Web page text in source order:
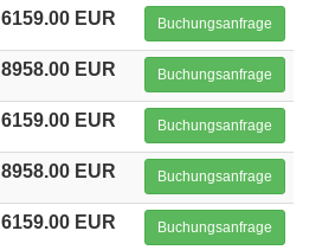
6159.00 EUR Buchungsanfrage
8958.00 EUR Buchungsanfrage
6159.00 EUR Buchungsanfrage
8958.00 EUR Buchungsanfrage
6159.00 EUR Buchungsanfrage